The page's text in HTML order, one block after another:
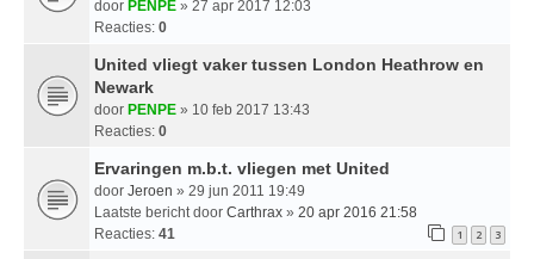
door PENPE » 27 apr 2017 12:03
Reacties: 0
United vliegt vaker tussen London Heathrow en
Newark
door PENPE » 10 feb 2017 13:43
Reacties: 0
Ervaringen m.b.t. vliegen met United
door Jeroen » 29 jun 2011 19:49
Laatste bericht door Carthrax » 20 apr 2016 21:58
Reacties: 41 1 2 3